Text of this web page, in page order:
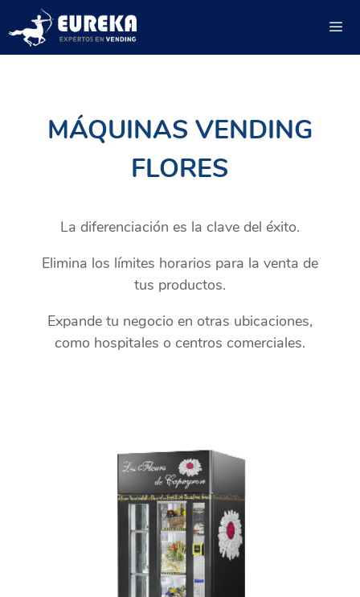
al
contenido
MÁQUINAS VENDING
FLORES
La diferenciación es la clave del éxito.
Elimina los límites horarios para la venta de
tus productos.
Expande tu negocio en otras ubicaciones,
como hospitales o centros comerciales.